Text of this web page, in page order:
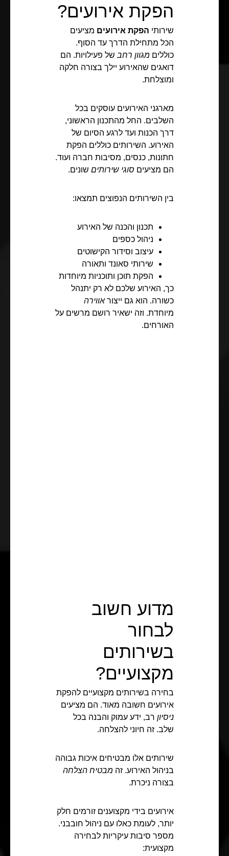
הפקת אירועים?
שירותי הפקת אירועים מציעים
הכל מתחילת הדרך עד הסוף.
כוללים מגוון רחב של פעילויות. הם
דואגים שהאירוע יילך בצורה חלקה
ומוצלחת.
מארגני האירועים עוסקים בכל
השלבים. החל מהתכנון הראשוני,
דרך הכנות ועד לרגע הסיום של
האירוע. השירותים כוללים הפקת
חתונות, כנסים, מסיבות חברה ועוד.
הם מציעים סוגי שירותים שונים.
בין השירותים הנפוצים תמצאו:
תכנון והכנה של האירוע
ניהול כספים
עיצוב וסידור הקישוטים
שירותי סאונד ותאורה
הפקת תוכן ותוכניות מיוחדות
כך, האירוע שלכם לא רק יתנהל
כשורה. הוא גם ייצוראווירה
מיוחדת. וזה ישאיר רושם מרשים על
האורחים.
מדוע חשוב
לבחור
בשירותים
מקצועיים?
בחירה בשירותים מקצועיים להפקת
אירועים חשובה מאוד. הם מציעים
ניסיון רב, ידע עמוק והבנה בכל
שלב. זה חיוני להצלחה.
שירותים אלו מבטיחים איכות גבוהה
בניהול האירוע. זה מבטיח הצלחה
בצורה ניכרת.
אירועים בידי מקצוענים זורמים חלק
יותר, לעומת כאלו עם ניהול חובבני.
מספר סיבות עיקריות לבחירה
מקצועית: